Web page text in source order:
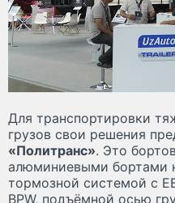
Для транспортировки
грузов свои решения
«Политранс». Это
алюминиевыми бортами
тормозной системой с
BPW, подъёмной осью